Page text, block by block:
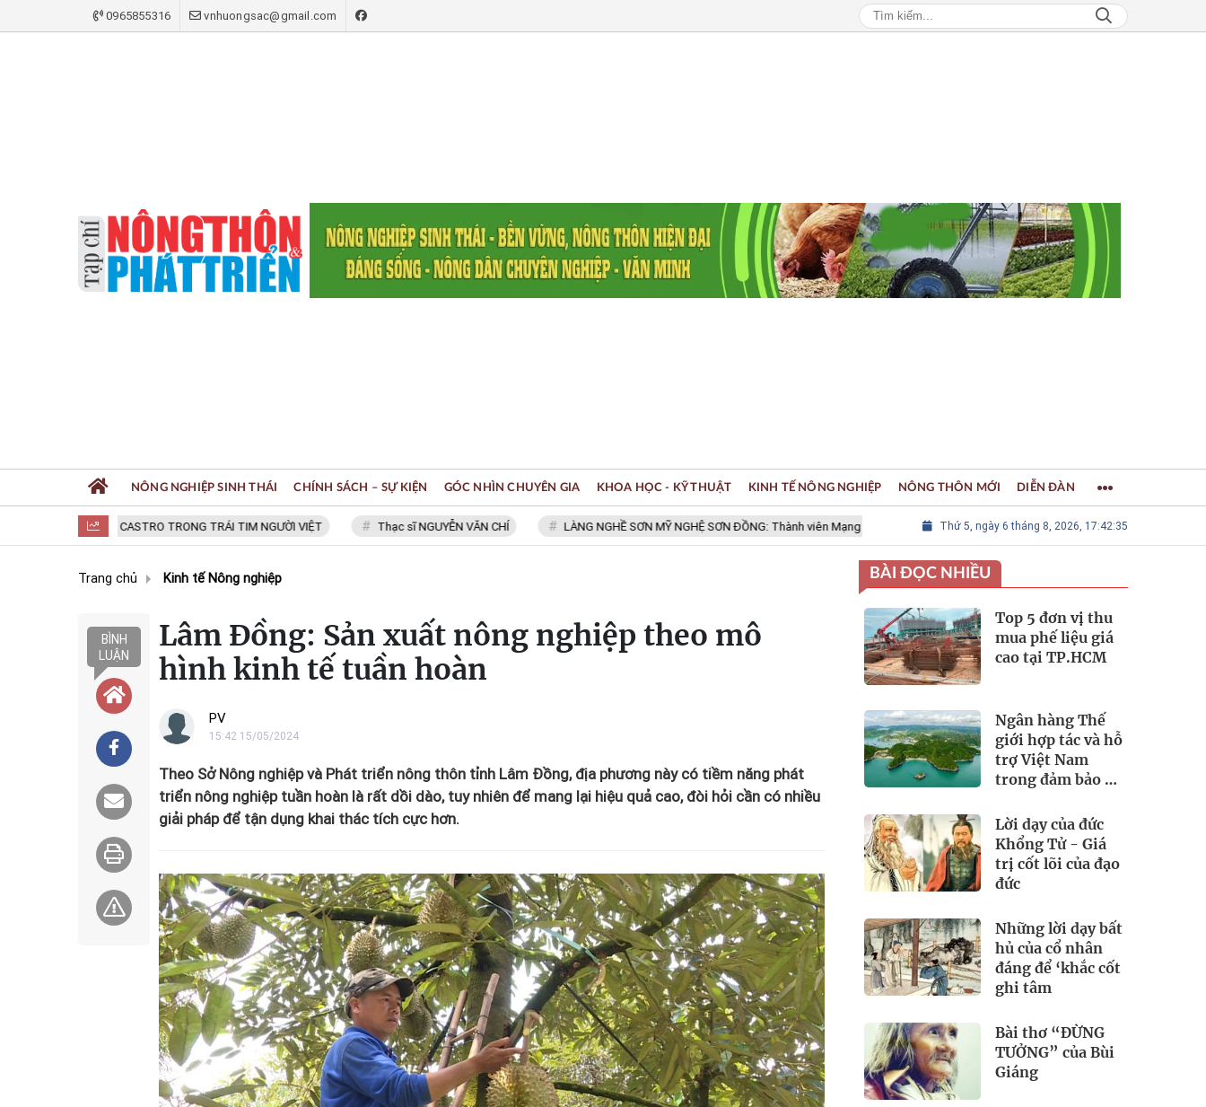
0965855316 vnhuongsac@gmail.com
FIDEL CASTRO TRONG TRÁI TIM NGƯỜI VIỆT Thạc sĩ NGUYỄN VĂN CHÍ LÀNG NGHỀ SƠN MỸ NGHỆ SƠN ĐỒNG: Thành viên Mạng lưới các Thành phố Thủ công sáng tạo Thế giới LÀNG NGHỀ
Thứ 5, ngày 6 tháng 8, 2026, 17:42:36
NÔNG NGHIỆP SINH THÁI CHÍNH SÁCH – SỰ KIỆN GÓC NHÌN CHUYÊN GIA KHOA HỌC - KỸ THUẬT KINH TẾ NÔNG NGHIỆP NÔNG THÔN MỚI DIỄN ĐÀN
Trang chủ Kinh tế Nông nghiệp
BÌNH
LUẬN
Lâm Đồng: Sản xuất nông nghiệp theo mô
hình kinh tế tuần hoàn
PV
15:42 15/05/2024
Theo Sở Nông nghiệp và Phát triển nông thôn tỉnh Lâm Đồng, địa phương này có tiềm năng phát
triển nông nghiệp tuần hoàn là rất dồi dào, tuy nhiên để mang lại hiệu quả cao, đòi hỏi cần có nhiều
giải pháp để tận dụng khai thác tích cực hơn.
BÀI ĐỌC NHIỀU
Top 5 đơn vị thu
mua phế liệu giá
cao tại TP.HCM
Ngân hàng Thế
giới hợp tác và hỗ
trợ Việt Nam
trong đảm bảo an
Lời dạy của đức
Khổng Tử - Giá
trị cốt lõi của đạo
đức
Những lời dạy bất
hủ của cổ nhân
đáng để ‘khắc cốt
ghi tâm
Bài thơ “ĐỪNG
TƯỞNG” của Bùi
Giáng